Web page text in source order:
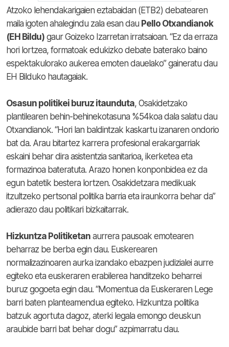
Atzoko lehendakarigaien eztabaidan (ETB2) debatearen
maila igoten ahalegindu zala esan dau Pello Otxandianok
(EH Bildu) gaur Goizeko Izarretan irratsaioan. “Ez da erraza
hori lortzea, formatoak edukizko debate baterako baino
espektakulorako aukerea emoten dauelako” gaineratu dau
EH Bilduko hautagaiak.
Osasun politikei buruz itaunduta, Osakidetzako
plantilearen behin-behinekotasuna %54koa dala salatu dau
Otxandianok. “Hori lan baldintzak kaskartu izanaren ondorio
bat da. Arau bitartez karrera profesional erakargarriak
eskaini behar dira asistentzia sanitarioa, ikerketea eta
formazinoa bateratuta. Arazo honen konponbidea ez da
egun batetik bestera lortzen. Osakidetzara medikuak
itzultzeko pertsonal politika barria eta iraunkorra behar da”
adierazo dau politikari bizkaitarrak.
Hizkuntza Politiketan aurrera pausoak emotearen
beharraz be berba egin dau. Euskerearen
normalizazinoaren aurka izandako ebazpen judizialei aurre
egiteko eta euskeraren erabilerea handitzeko beharrei
buruz gogoeta egin dau. “Momentua da Euskeraren Lege
barri baten planteamendua egiteko. Hizkuntza politika
batzuk agortuta dagoz, aterki legala emongo deuskun
araubide barri bat behar dogu” azpimarratu dau.